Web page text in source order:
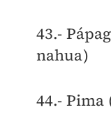
43.-
nahua)
44.-